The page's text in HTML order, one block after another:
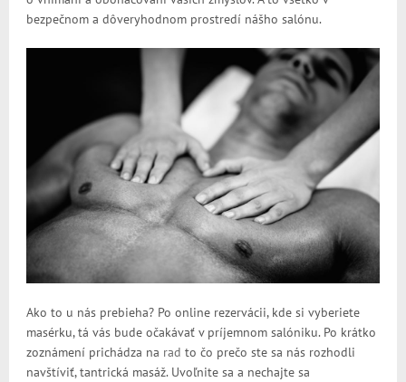
bezpečnom a dôveryhodnom prostredí nášho salónu.
Ako to u nás prebieha? Po online rezervácii, kde si vyberiete
masérku, tá vás bude očakávať v príjemnom salóniku. Po krátko
zoznámení prichádza na rad to čo prečo ste sa nás rozhodli
navštíviť, tantrická masáž. Uvoľnite sa a nechajte sa